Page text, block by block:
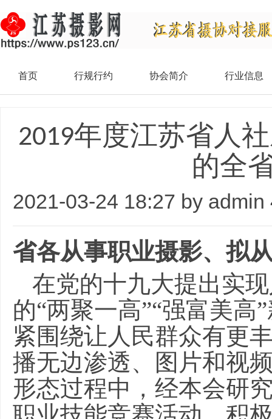
首页 行规行约 协会简介 行业信息
2019年度江苏省人
的全
2021-03-24 18:27 by admin
省各从事职业摄影、拟
在党的十九大提出实
的“两聚一高”“强富美
紧围绕让人民群众有更
播无边渗透、图片和视
形态过程中，经本会研